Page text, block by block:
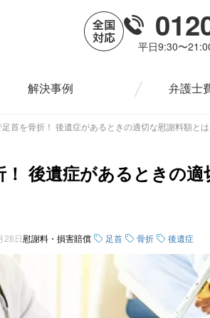
平日9:30〜
解決事例 弁護士
首を骨折！ 後遺症があるときの適切な慰謝料額とは
後遺症があるときの適
28日慰謝料・損害賠償 足首 骨折 後遺症